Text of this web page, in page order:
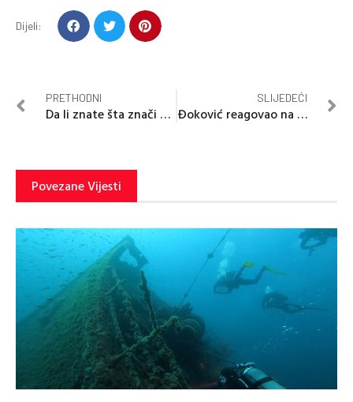
Dijeli:
PRETHODNI
Da li znate šta znači ako dobijete poruku: “14643”?
SLIJEDEĆI
Đoković reagovao na pitanje o njegovoj ženi
Povezane Vijesti